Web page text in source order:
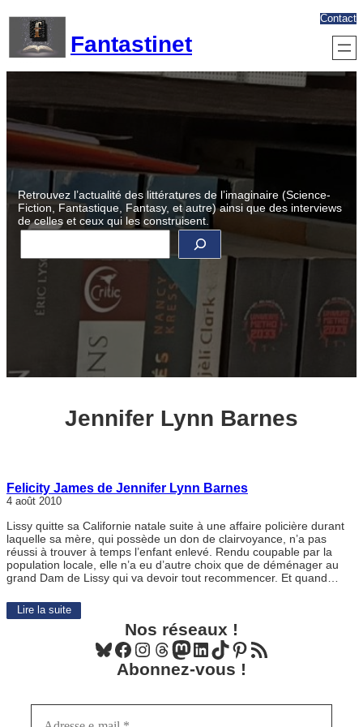
contenu
Fantastinet
Contact
Retrouvez l’actualité des littératures de l’imaginaire (Science-
Fiction, Fantastique, Fantasy, et autre) ainsi que des interviews
de celles et ceux qui les construisent.
R
c
Jennifer Lynn Barnes
Felicity James de Jennifer Lynn Barnes
4 août 2010
Lissy quitte sa Californie natale suite à une affaire policière durant
laquelle sa mère, qui possède un don de clairvoyance, n’a pas
réussi à trouver à temps l’enfant enlevé. Rendu coupable par la
population locale, elle n’a eu d’autre choix que de déménager au
grand Dam de Lissy qui va devoir tout recommencer. Et quand…
Lire la suite
Nos réseaux !
Bluesky Facebook Instagram Threads Mastodon LinkedIn TikTok Pinterest Flux RSS
Abonnez-vous !